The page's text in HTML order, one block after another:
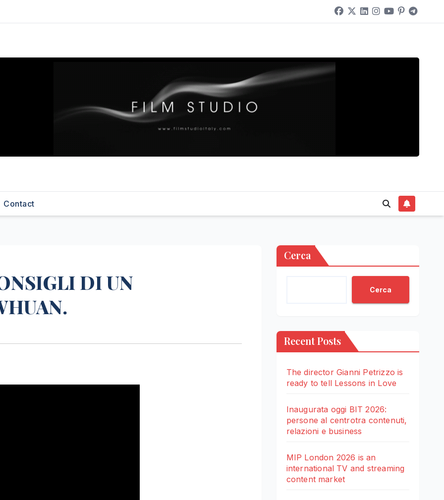
Contact
DI UN
Cerca
Cerca
Recent Posts
The director Gianni Petrizzo is
ready to tell Lessons in Love
Inaugurata oggi BIT 2026:
persone al centrotra contenuti,
relazioni e business
MIP London 2026 is an
international TV and streaming
content market